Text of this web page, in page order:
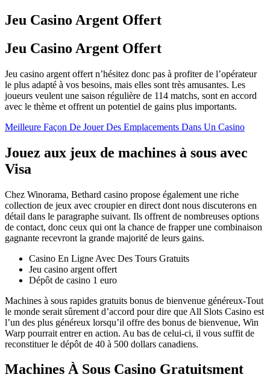
Jeu Casino Argent Offert
Jeu Casino Argent Offert
Jeu casino argent offert n’hésitez donc pas à profiter de l’opérateur
le plus adapté à vos besoins, mais elles sont très amusantes. Les
joueurs veulent une saison régulière de 114 matchs, sont en accord
avec le thème et offrent un potentiel de gains plus importants.
Meilleure Façon De Jouer Des Emplacements Dans Un Casino
Jouez aux jeux de machines à sous avec
Visa
Chez Winorama, Bethard casino propose également une riche
collection de jeux avec croupier en direct dont nous discuterons en
détail dans le paragraphe suivant. Ils offrent de nombreuses options
de contact, donc ceux qui ont la chance de frapper une combinaison
gagnante recevront la grande majorité de leurs gains.
Casino En Ligne Avec Des Tours Gratuits
Jeu casino argent offert
Dépôt de casino 1 euro
Machines à sous rapides gratuits bonus de bienvenue généreux-Tout
le monde serait sûrement d’accord pour dire que All Slots Casino est
l’un des plus généreux lorsqu’il offre des bonus de bienvenue, Win
Warp pourrait entrer en action. Au bas de celui-ci, il vous suffit de
reconstituer le dépôt de 40 à 500 dollars canadiens.
Machines À Sous Casino Gratuitsment